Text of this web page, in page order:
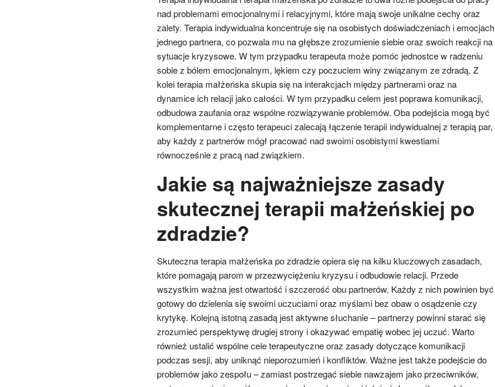
nad problemami emocjonalnymi i relacyjnymi, które mają swoje unikalne cechy oraz
zalety. Terapia indywidualna koncentruje się na osobistych doświadczeniach i emocjach
jednego partnera, co pozwala mu na głębsze zrozumienie siebie oraz swoich reakcji na
sytuacje kryzysowe. W tym przypadku terapeuta może pomóc jednostce w radzeniu
sobie z bólem emocjonalnym, lękiem czy poczuciem winy związanym ze zdradą. Z
kolei terapia małżeńska skupia się na interakcjach między partnerami oraz na
dynamice ich relacji jako całości. W tym przypadku celem jest poprawa komunikacji,
odbudowa zaufania oraz wspólne rozwiązywanie problemów. Oba podejścia mogą być
komplementarne i często terapeuci zalecają łączenie terapii indywidualnej z terapią par,
aby każdy z partnerów mógł pracować nad swoimi osobistymi kwestiami
równocześnie z pracą nad związkiem.
Jakie są najważniejsze zasady
skutecznej terapii małżeńskiej po
zdradzie?
Skuteczna terapia małżeńska po zdradzie opiera się na kilku kluczowych zasadach,
które pomagają parom w przezwyciężeniu kryzysu i odbudowie relacji. Przede
wszystkim ważna jest otwartość i szczerość obu partnerów. Każdy z nich powinien być
gotowy do dzielenia się swoimi uczuciami oraz myślami bez obaw o osądzenie czy
krytykę. Kolejną istotną zasadą jest aktywne słuchanie – partnerzy powinni starać się
zrozumieć perspektywę drugiej strony i okazywać empatię wobec jej uczuć. Warto
również ustalić wspólne cele terapeutyczne oraz zasady dotyczące komunikacji
podczas sesji, aby uniknąć nieporozumień i konfliktów. Ważne jest także podejście do
problemów jako zespołu – zamiast postrzegać siebie nawzajem jako przeciwników,